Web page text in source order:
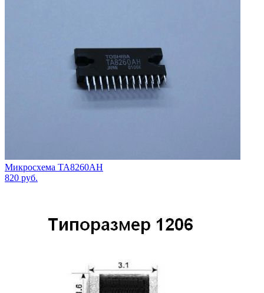
Микросхема TA8260AH
820 руб.